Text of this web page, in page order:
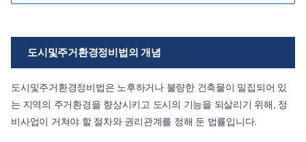
도시및주거환경정비법의 개념
도시및주거환경정비법은 노후하거나 불량한 건축물이 밀집되어 있
는 지역의 주거환경을 향상시키고 도시의 기능을 되살리기 위해, 정
비사업이 거쳐야 할 절차와 권리관계를 정해 둔 법률입니다.